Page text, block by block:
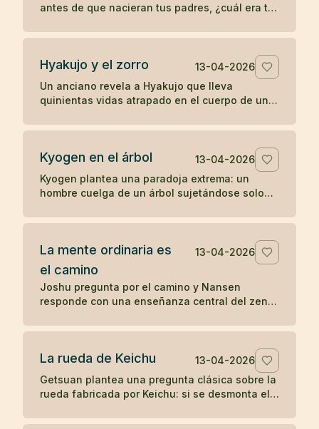
antes de que nacieran tus padres, ¿cuál era tu
percepción directa.
Hyakujo y el zorro
13-04-2026
Un anciano revela a Hyakujo que lleva
quinientas vidas atrapado en el cuerpo de un
causa y efecto. Un koan clásico sobre karma y
Kyogen en el árbol
13-04-2026
Kyogen plantea una paradoja extrema: un
hombre cuelga de un árbol sujetándose solo
sentido del zen. Un koan sobre respuesta y
La mente ordinaria es
el camino
13-04-2026
Joshu pregunta por el camino y Nansen
responde con una enseñanza central del zen:
persigue, ya es el camino.
La rueda de Keichu
13-04-2026
Getsuan plantea una pregunta clásica sobre la
rueda fabricada por Keichu: si se desmonta el
forma, función y vacío.